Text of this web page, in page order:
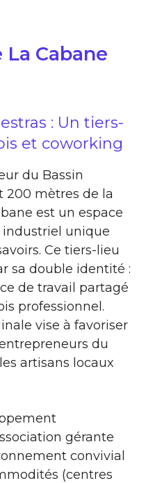
Cabane
: Un tiers-
et coworking
du Bassin
200 mètres de la
est un espace
unique
Ce tiers-lieu
sa double identité :
de travail partagé
professionnel.
vise à favoriser
du
artisans locaux
gérante
convivial
(centres